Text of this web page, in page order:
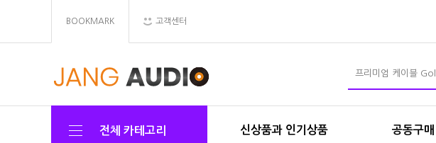
BOOKMARK 고객센터
전체 카테고리 신상품과 인기상품 공동구매